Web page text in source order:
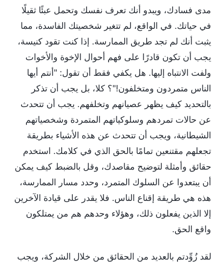
مدى فسادك، ويبدو أنك تعرف نفسك وتحمل عبئًا ثقيلًا
في حياتك. في الواقع، لم تتغير شخصيتك الفاسدة، مما
يثبت أنك لم تجد طريق الممارسة. إذا كنت تقود كنيسة،
يجب أن تكون قادرًا على فهم أحوال الإخوة والأخوات
ولفت الانتباه إليها. هل يكفي فقط أن تقول: "أنتم أيها
الناس متمردون ومتخلفون!"؟ كلا، بل يجب أن تذكر
بالتحديد كيف يظهر عصيانهم وتخلفهم. يجب أن تتحدث
عن حالات تمردهم وسلوكياتهم المتمردة وشخصياتهم
الشيطانية، ويجب أن تتحدث عن هذه الأشياء بطريقة
تجعلهم مقتنعين تمامًا بالحق الذي في كلامك. استخدم
حقائق وأمثلة لتوضيح مقاصدك، وقل بالضبط كيف يمكن
أن يبتعدوا عن السلوك المتمرد، وحدد مسار الممارسة،
هذه هي طريقة إقناع الناس. فلا يقدر على قيادة الآخرين
إلا الذين يفعلون ذلك، وهؤلاء وحدهم هم من يمتلكون
واقع الحق.
لقد زُوِّدتم بالعديد من الحقائق من خلال الشركة، ويجب